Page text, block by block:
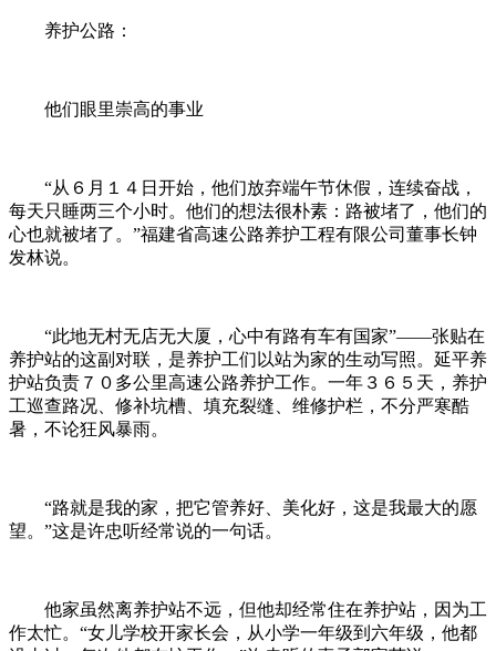
养护公路：
他们眼里崇高的事业
“从６月１４日开始，他们放弃端午节休假，连续奋战，
每天只睡两三个小时。他们的想法很朴素：路被堵了，他们的
心也就被堵了。”福建省高速公路养护工程有限公司董事长钟
发林说。
“此地无村无店无大厦，心中有路有车有国家”——张贴在
养护站的这副对联，是养护工们以站为家的生动写照。延平养
护站负责７０多公里高速公路养护工作。一年３６５天，养护
工巡查路况、修补坑槽、填充裂缝、维修护栏，不分严寒酷
暑，不论狂风暴雨。
“路就是我的家，把它管养好、美化好，这是我最大的愿
望。”这是许忠听经常说的一句话。
他家虽然离养护站不远，但他却经常住在养护站，因为工
作太忙。“女儿学校开家长会，从小学一年级到六年级，他都